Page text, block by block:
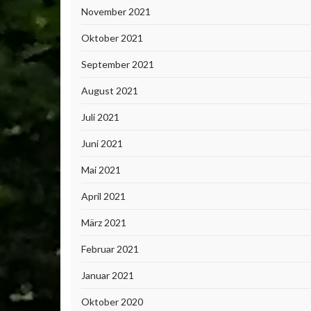
November 2021
Oktober 2021
September 2021
August 2021
Juli 2021
Juni 2021
Mai 2021
April 2021
März 2021
Februar 2021
Januar 2021
Oktober 2020